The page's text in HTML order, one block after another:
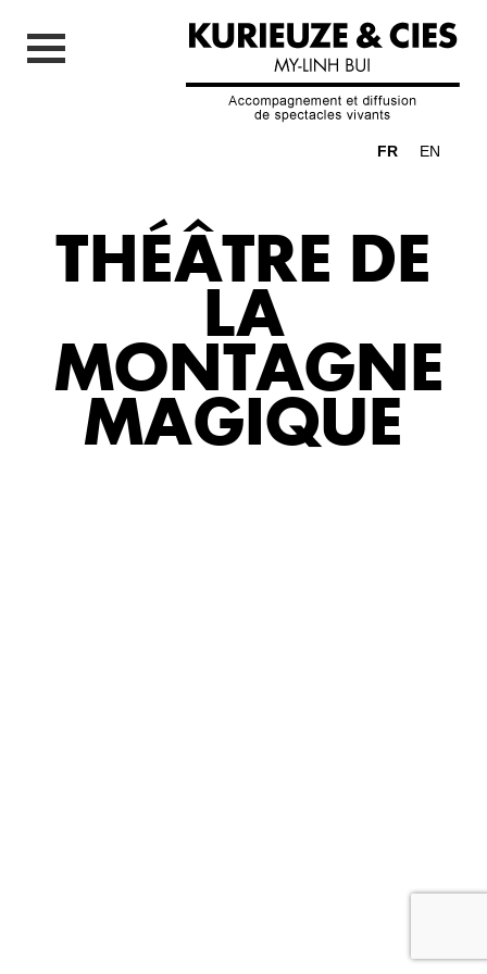
FR EN
THÉÂTRE DE
LA
MONTAGNE
MAGIQUE